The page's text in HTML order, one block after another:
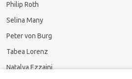
Philip Roth
Selina Many
Peter von Burg
Tabea Lorenz
Natalya Ezzaini